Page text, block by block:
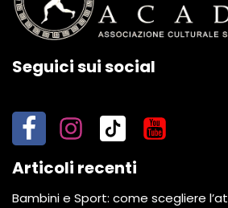
Seguici sui social
Articoli recenti
Bambini e Sport: come scegliere